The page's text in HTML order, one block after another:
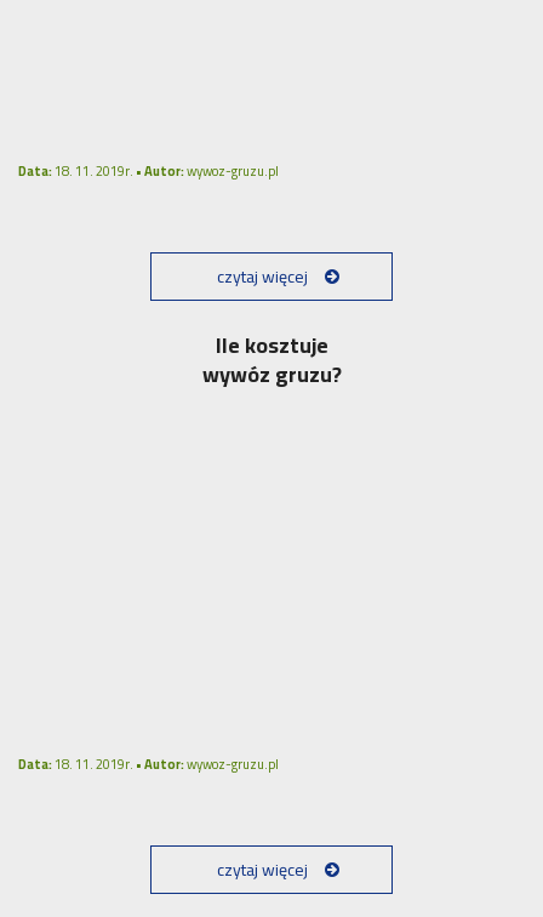
Data:18. 11. 2019r. •Autor:wywoz-gruzu.pl
czytaj więcej
Ile kosztuje
wywóz gruzu?
Data:18. 11. 2019r. •Autor:wywoz-gruzu.pl
czytaj więcej